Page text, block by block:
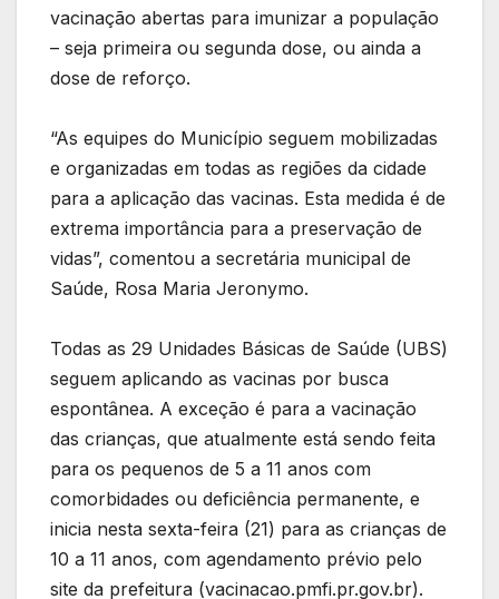
vacinação abertas para imunizar a população
– seja primeira ou segunda dose, ou ainda a
dose de reforço.
“As equipes do Município seguem mobilizadas
e organizadas em todas as regiões da cidade
para a aplicação das vacinas. Esta medida é de
extrema importância para a preservação de
vidas”, comentou a secretária municipal de
Saúde, Rosa Maria Jeronymo.
Todas as 29 Unidades Básicas de Saúde (UBS)
seguem aplicando as vacinas por busca
espontânea. A exceção é para a vacinação
das crianças, que atualmente está sendo feita
para os pequenos de 5 a 11 anos com
comorbidades ou deficiência permanente, e
inicia nesta sexta-feira (21) para as crianças de
10 a 11 anos, com agendamento prévio pelo
site da prefeitura (vacinacao.pmfi.pr.gov.br).